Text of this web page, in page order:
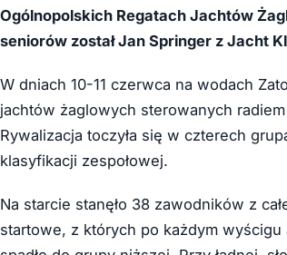
Ogólnopolskich Regatach Jachtów
seniorów został Jan Springer z Jacht
W dniach 10-11 czerwca na wodach
jachtów żaglowych sterowanych
Rywalizacja toczyła się w czterech
klasyfikacji zespołowej.
Na starcie stanęło 38 zawodników z
startowe, z których po każdym